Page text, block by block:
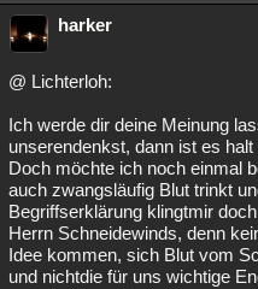
harker
@ Lichterloh:
Ich werde dir deine Meinung
unserendenkst, dann ist es halt
Doch möchte ich noch einmal
auch zwangsläufig Blut trinkt
Begriffserklärung klingtmir
Herrn Schneidewinds, denn
Idee kommen, sich Blut vom
und nichtdie für uns wichtige